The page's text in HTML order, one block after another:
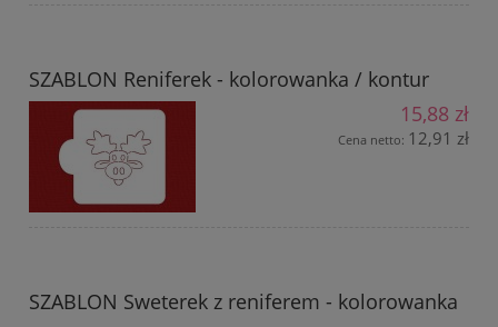
SZABLON Reniferek - kolorowanka / kontur
15,88 zł
Cena netto: 12,91 zł
SZABLON Sweterek z reniferem - kolorowanka